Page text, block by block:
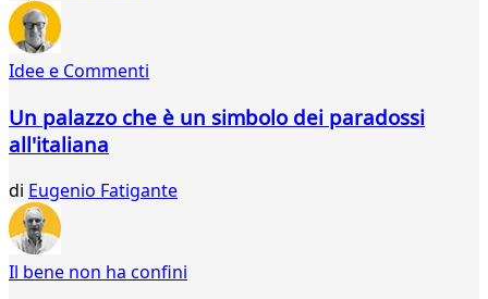
Idee e Commenti
Un palazzo che è un simbolo dei paradossi
all'italiana
di Eugenio Fatigante
Il bene non ha confini